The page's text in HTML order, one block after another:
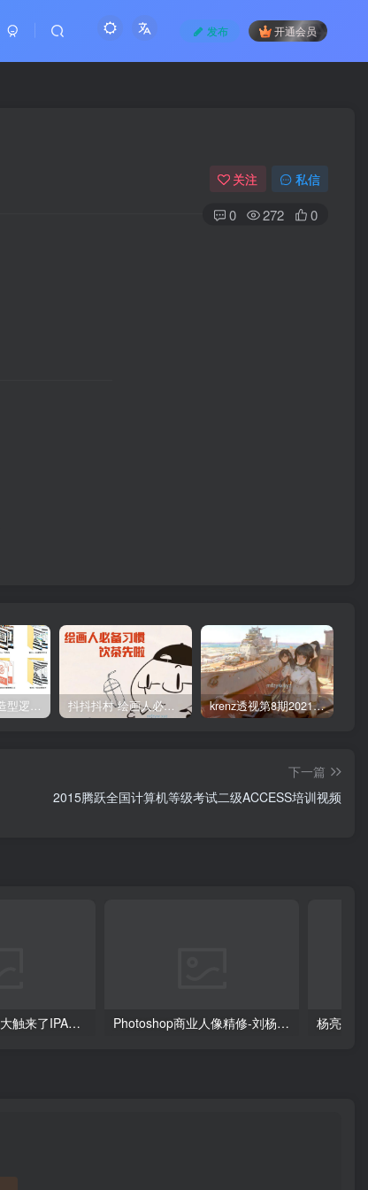
发布 开通会员
关注 私信
0 272 0
管郁生油画侠造型逻辑班第一期2019年5月【高清不缺课】 抖抖抖村 绘画人必备习惯2020【画质不错】 krenz透视第8期2021年4月结课【画质高清有笔刷课件】
下一篇
2015腾跃全国计算机等级考试二级ACCESS培训视频
【DeadPrince】大触来了IPAD原创插画设计班 Photoshop商业人像精修-刘杨（799元） 杨亮-全